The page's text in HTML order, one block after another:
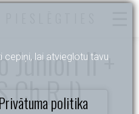
cepiņi, lai atvieglotu tavu
Privātuma politika
Juniori II +